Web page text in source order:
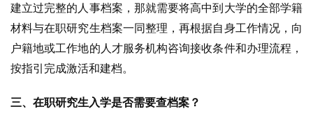
建立过完整的人事档案，那就需要将高中到大学的全部学籍
材料与在职研究生档案一同整理，再根据自身工作情况，向
户籍地或工作地的人才服务机构咨询接收条件和办理流程，
按指引完成激活和建档。
三、在职研究生入学是否需要查档案？